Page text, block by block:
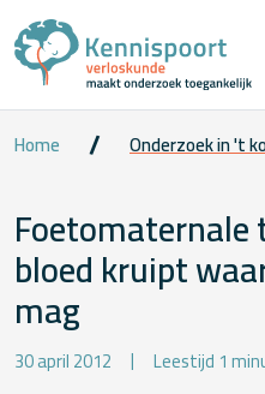
Home Onderzoek in 't
bloed kruipt
mag
30 april 2012 Leestijd 1